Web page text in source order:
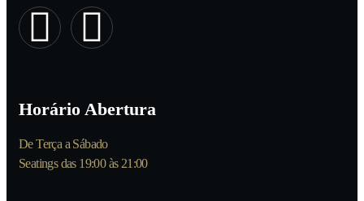
Horário Abertura
De Terça a Sábado
Seatings das 19:00 às 21:00